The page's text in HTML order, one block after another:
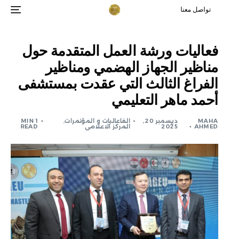
تواصل معنا
فعاليات ورشة العمل المتقدمة حول
مناظير الجهاز الهضمي ومناظير
الفراغ الثالث التي عقدت بمستشفى
أحمد ماهر التعليمي
MAHA
AHMED
ديسمبر 20,
2025
الفاعاليات و المؤتمرات,
المركز الاعلامى
1 MIN
READ